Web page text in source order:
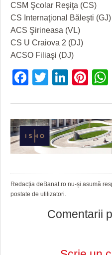
CSM Şcolar Reşiţa (CS)
CS Internaţional Băleşti (GJ)
ACS Şirineasa (VL)
CS U Craiova 2 (DJ)
ACSO Filiaşi (DJ)
Facebook
Twitter
Redacția deBanat.ro nu-și asumă
postate de utilizatori.
Comentarii